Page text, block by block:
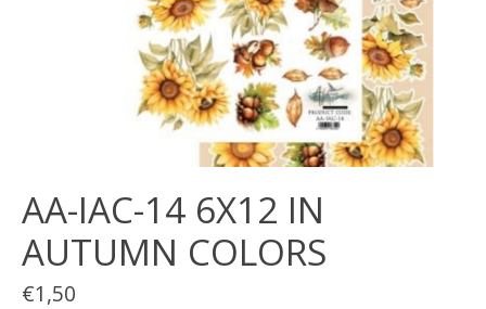
AA-IAC-14 6X12 IN
AUTUMN COLORS
€1,50